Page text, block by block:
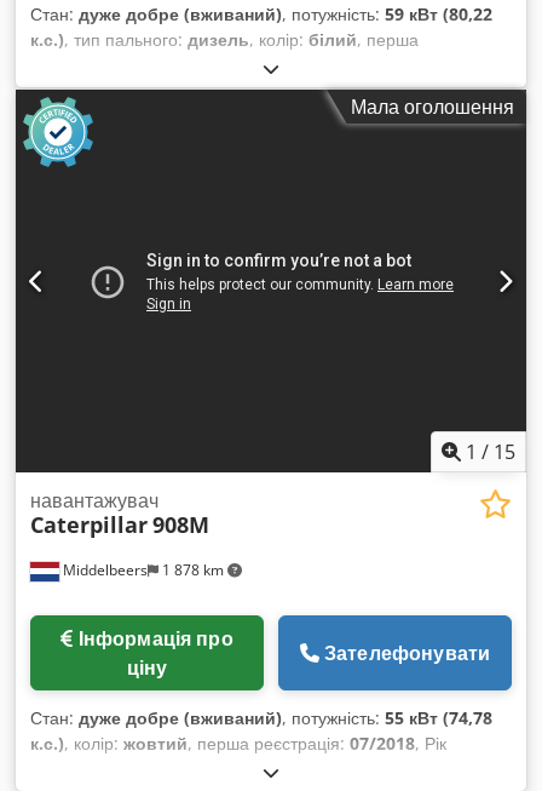
Стан: дуже добре (вживаний), потужність: 59 кВт (80,22
к.с.), тип пального: дизель, колір: білий, перша
, Рік виготовлення:
3 310 h, Загальна інформація Cjdpfjyzz E Rsx Abwjha Рік
випуску: 2005 Серійний номер: CATCB434LCNH00390
Технічна інформація Кількість циліндрів: 4 Об’єм двигуна: 4
400 куб. см Привід: колісний Власна вага: 7 500 кг
запитом Додаткова інформація Для отримання додаткової
інформації звертайтесь до Ернста ван Гека.
Мала оголошення
1 / 15
Middelbeers 1 878 km
навантажувач
Caterpillar908M
ціну
Зателефонувати
Стан: дуже добре (вживаний), потужність: 55 кВт (74,78
к.с.), колір: жовтий, перша реєстрація: 07/2018, Рік
, мотогодини: